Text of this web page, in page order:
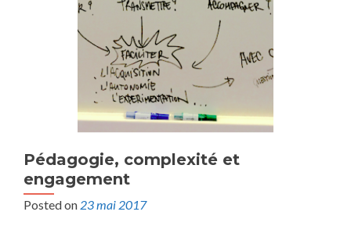
Pédagogie, complexité et
engagement
Posted on 23 mai 2017